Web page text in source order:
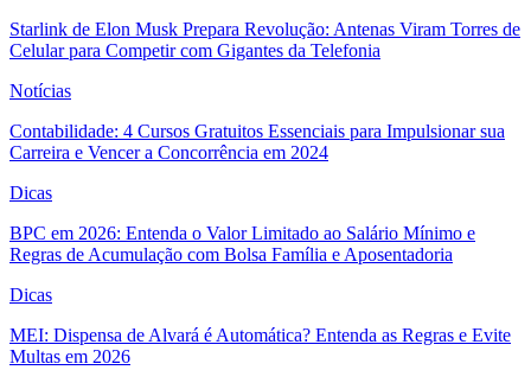
Starlink de Elon Musk Prepara Revolução: Antenas Viram Torres de
Celular para Competir com Gigantes da Telefonia
Notícias
Contabilidade: 4 Cursos Gratuitos Essenciais para Impulsionar sua
Carreira e Vencer a Concorrência em 2024
Dicas
BPC em 2026: Entenda o Valor Limitado ao Salário Mínimo e
Regras de Acumulação com Bolsa Família e Aposentadoria
Dicas
MEI: Dispensa de Alvará é Automática? Entenda as Regras e Evite
Multas em 2026